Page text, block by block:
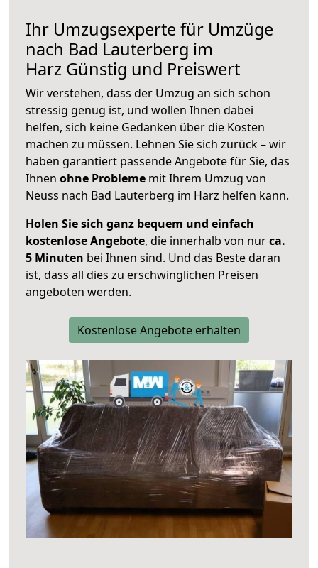
Ihr Umzugsexperte für Umzüge
nach Bad Lauterberg im
Harz Günstig und Preiswert
Wir verstehen, dass der Umzug an sich schon
stressig genug ist, und wollen Ihnen dabei
helfen, sich keine Gedanken über die Kosten
machen zu müssen. Lehnen Sie sich zurück – wir
haben garantiert passende Angebote für Sie, das
Ihnen ohne Probleme mit Ihrem Umzug von
Neuss nach Bad Lauterberg im Harz helfen kann.
Holen Sie sich ganz bequem und einfach
kostenlose Angebote, die innerhalb von nurca.
5 Minuten bei Ihnen sind. Und das Beste daran
ist, dass all dies zu erschwinglichen Preisen
angeboten werden.
Kostenlose Angebote erhalten